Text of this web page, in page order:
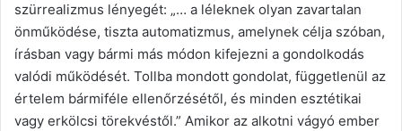
szürrealizmus lényegét: „… a léleknek olyan zavartalan
önműködése, tiszta automatizmus, amelynek célja szóban,
írásban vagy bármi más módon kifejezni a gondolkodás
valódi működését. Tollba mondott gondolat, függetlenül az
értelem bármiféle ellenőrzésétől, és minden esztétikai
vagy erkölcsi törekvéstől.” Amikor az alkotni vágyó ember